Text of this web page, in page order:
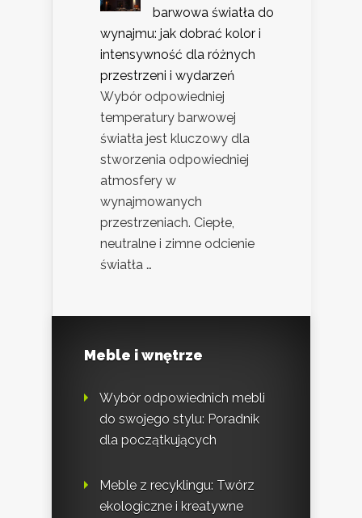
barwowa światła do
wynajmu: jak dobrać kolor i
intensywność dla różnych
przestrzeni i wydarzeń
Wybór odpowiedniej
temperatury barwowej
światła jest kluczowy dla
stworzenia odpowiedniej
atmosfery w
wynajmowanych
przestrzeniach. Ciepłe,
neutralne i zimne odcienie
światła …
Meble i wnętrze
Wybór odpowiednich mebli
do swojego stylu: Poradnik
dla początkujących
Meble z recyklingu: Twórz
ekologiczne i kreatywne